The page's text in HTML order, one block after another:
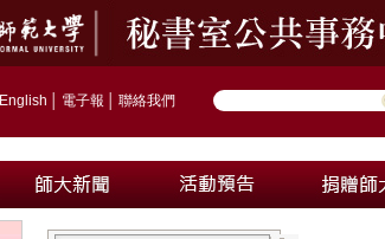
English 電子報 聯絡我們